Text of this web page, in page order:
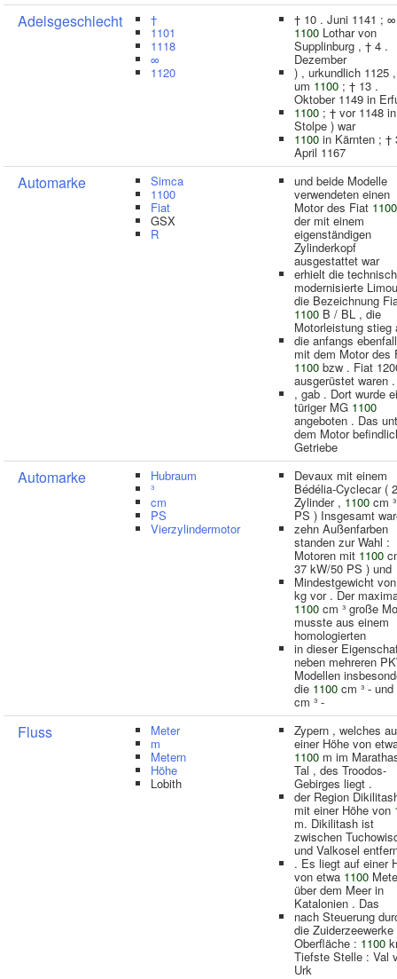
Adelsgeschlecht †
1101
1118
∞
1120
† 10 . Juni 1141 ;
1100 Lothar von
Supplinburg , † 4 .
Dezember
) , urkundlich 1125
um 1100 ; † 13 .
Oktober 1149 in
1100 ; † vor 1148 in
Stolpe ) war
1100 in Kärnten ; †
April 1167
Automarke Simca
1100
Fiat
GSX
R
und beide Modelle
verwendeten einen
Motor des Fiat 1100
der mit einem
eigenständigen
Zylinderkopf
ausgestattet war
erhielt die technisch
modernisierte
die Bezeichnung
1100 B / BL , die
Motorleistung stieg
die anfangs
mit dem Motor des
1100 bzw . Fiat
ausgerüstet waren
, gab . Dort wurde
türiger MG 1100
angeboten . Das
dem Motor
Getriebe
Automarke Hubraum
³
cm
PS
Vierzylindermotor
Devaux mit einem
Bédélia-Cyclecar ( 2
Zylinder ,1100 cm
PS ) Insgesamt
zehn Außenfarben
standen zur Wahl :
Motoren mit 1100
37 kW/50 PS ) und
Mindestgewicht
kg vor . Der
1100 cm ³ große
musste aus einem
homologierten
in dieser
neben mehreren
Modellen
die 1100 cm ³ -
cm ³ -
Fluss Meter
m
Metern
Höhe
Lobith
Zypern , welches
einer Höhe von
1100 m im
Tal , des Troodos-
Gebirges liegt .
der Region
mit einer Höhe von
m. Dikilitash ist
zwischen
und Valkosel
. Es liegt auf einer
von etwa 1100
über dem Meer in
Katalonien . Das
nach Steuerung
die Zuiderzeewerke
Oberfläche : 1100
Tiefste Stelle : Val
Urk